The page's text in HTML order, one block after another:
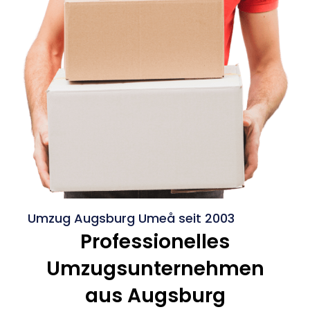
Umzug Augsburg Umeå seit 2003
Professionelles
Umzugsunternehmen
aus Augsburg